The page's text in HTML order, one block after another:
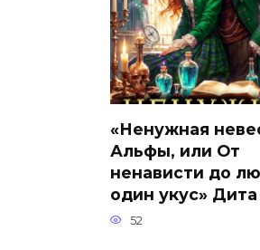
«Ненужная
Альфы, или От
ненависти до
один укус»
52